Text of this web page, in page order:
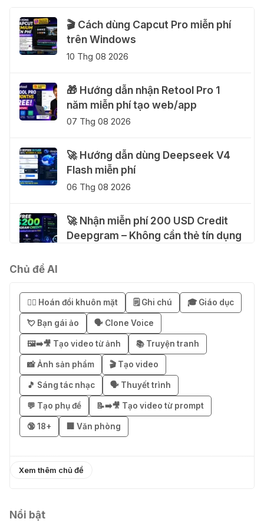
🎬 Cách dùng Capcut Pro miễn phí
trên Windows
10 Thg 08 2026
🎁 Hướng dẫn nhận Retool Pro 1
năm miễn phí tạo web/app
07 Thg 08 2026
🚀 Hướng dẫn dùng Deepseek V4
Flash miễn phí
06 Thg 08 2026
🚀 Nhận miễn phí 200 USD Credit
Deepgram – Không cần thẻ tín dụng
phí 7 ngày
04 Thg 08 2026
🎁 Hướng dẫn nhận Notion AI
Business miễn phí 3–6 tháng
03 Thg 08 2026
🎁 Mẹo nhận 1 tháng ChatGPT Plus
miễn phí bằng VPN Mexico
Chủ đề AI
😶‍🌫️ Hoán đổi khuôn mặt 🗒️ Ghi chú 🎓 Giáo dục
💘 Bạn gái ảo 🗣️ Clone Voice
🖼️➡️🎥 Tạo video từ ảnh 📚 Truyện tranh
📸 Ảnh sản phẩm 🎬 Tạo video
🎵 Sáng tác nhạc 🗣️ Thuyết trình
💬 Tạo phụ đề 📝➡️🎥 Tạo video từ prompt
🔞 18+ 🏢 Văn phòng
Xem thêm chủ đề
Nổi bật